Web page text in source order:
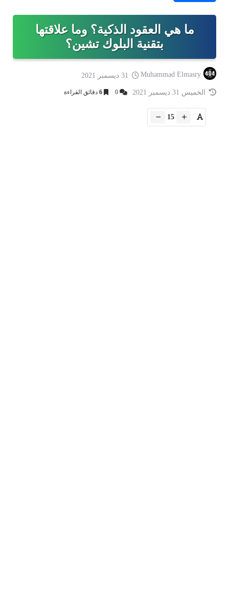
ما هي العقود الذكية؟ وما علاقتها
بتقنية البلوك تشين؟
Muhammad Elmasry
الخميس 31 ديسمبر 2021 0
6 دقائق القراءة
15